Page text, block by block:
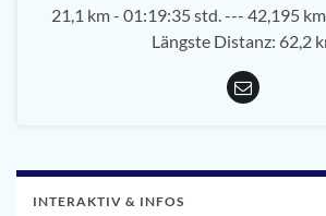
21,1 km - 01:19:35 std. --- 42,195
Längste Distanz: 62,2
INTERAKTIV & INFOS